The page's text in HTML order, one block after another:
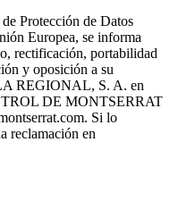
Protección de Datos
Europea, se informa
rectificación, portabilidad
y oposición a su
REGIONAL, S. A. en
DE MONTSERRAT
Si lo
reclamación en